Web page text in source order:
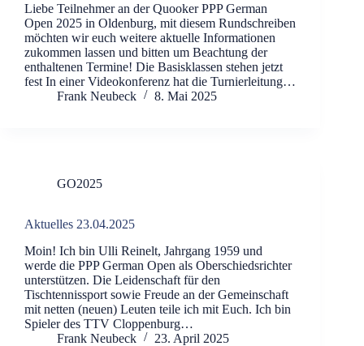
Liebe Teilnehmer an der Quooker PPP German
Open 2025 in Oldenburg, mit diesem Rundschreiben
möchten wir euch weitere aktuelle Informationen
zukommen lassen und bitten um Beachtung der
enthaltenen Termine! Die Basisklassen stehen jetzt
fest In einer Videokonferenz hat die Turnierleitung…
Frank Neubeck
8. Mai 2025
GO2025
Aktuelles 23.04.2025
Moin! Ich bin Ulli Reinelt, Jahrgang 1959 und
werde die PPP German Open als Oberschiedsrichter
unterstützen. Die Leidenschaft für den
Tischtennissport sowie Freude an der Gemeinschaft
mit netten (neuen) Leuten teile ich mit Euch. Ich bin
Spieler des TTV Cloppenburg…
Frank Neubeck
23. April 2025